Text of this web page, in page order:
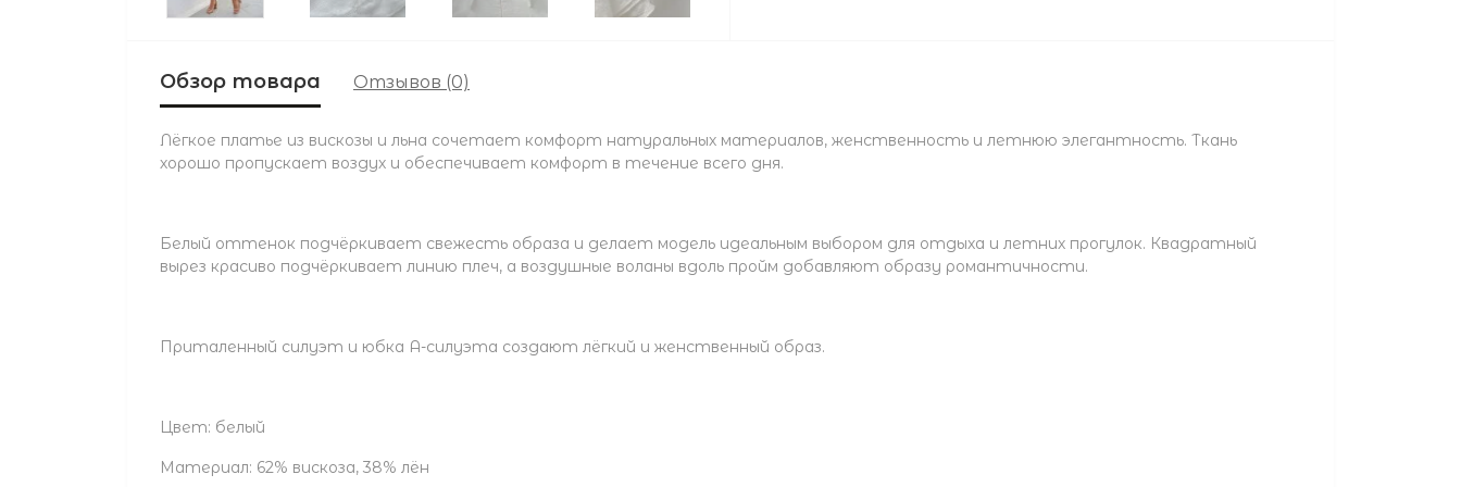
Обзор товара Отзывов (0)
Лёгкое платье из вискозы и льна сочетает комфорт натуральных материалов, женственность и летнюю элегантность. Ткань
хорошо пропускает воздух и обеспечивает комфорт в течение всего дня.
Белый оттенок подчёркивает свежесть образа и делает модель идеальным выбором для отдыха и летних прогулок. Квадратный
вырез красиво подчёркивает линию плеч, а воздушные воланы вдоль пройм добавляют образу романтичности.
Приталенный силуэт и юбка А-силуэта создают лёгкий и женственный образ.
Цвет: белый
Материал: 62% вискоза, 38% лён